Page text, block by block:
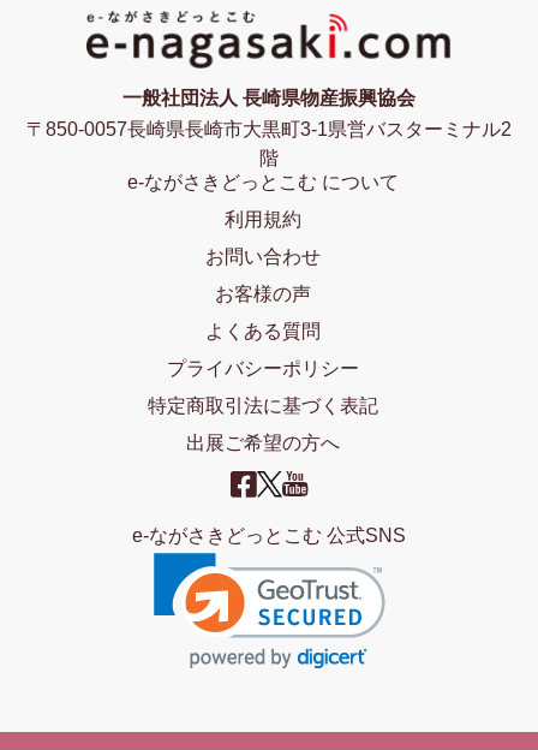
一般社団法人 長崎県物産振興協会
〒850-0057長崎県長崎市大黒町3-1県営バスターミナル2
階
e-ながさきどっとこむ について
利用規約
お問い合わせ
お客様の声
よくある質問
プライバシーポリシー
特定商取引法に基づく表記
出展ご希望の方へ
e-ながさきどっとこむ 公式SNS